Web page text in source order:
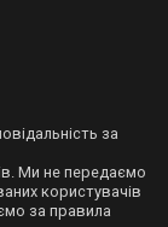
за
Ми не передаємо
користувачів
за правила